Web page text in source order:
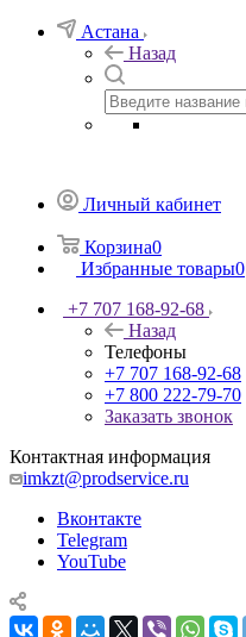
Астана
Назад
Личный кабинет
Корзина0
Избранные товары0
+7 707 168-92-68
Назад
Телефоны
+7 707 168-92-68
+7 800 222-79-70
Заказать звонок
Контактная информация
imkzt@prodservice.ru
Вконтакте
Telegram
YouTube